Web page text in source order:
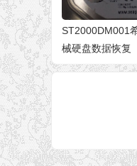
ST2000DM001
械硬盘数据恢复